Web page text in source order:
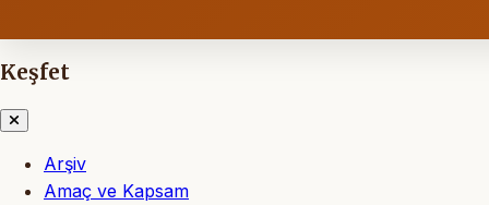
Keşfet
Arşiv
Amaç ve Kapsam